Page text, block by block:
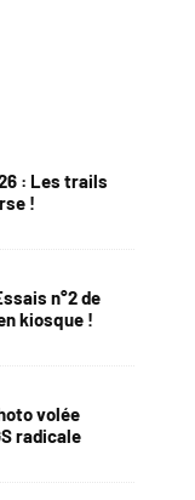
: Les trails
!
n°2 de
kiosque !
volée
radicale